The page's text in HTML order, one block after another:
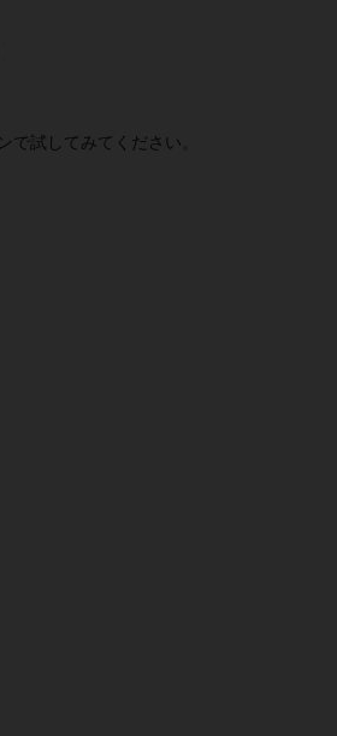
試してみてください。